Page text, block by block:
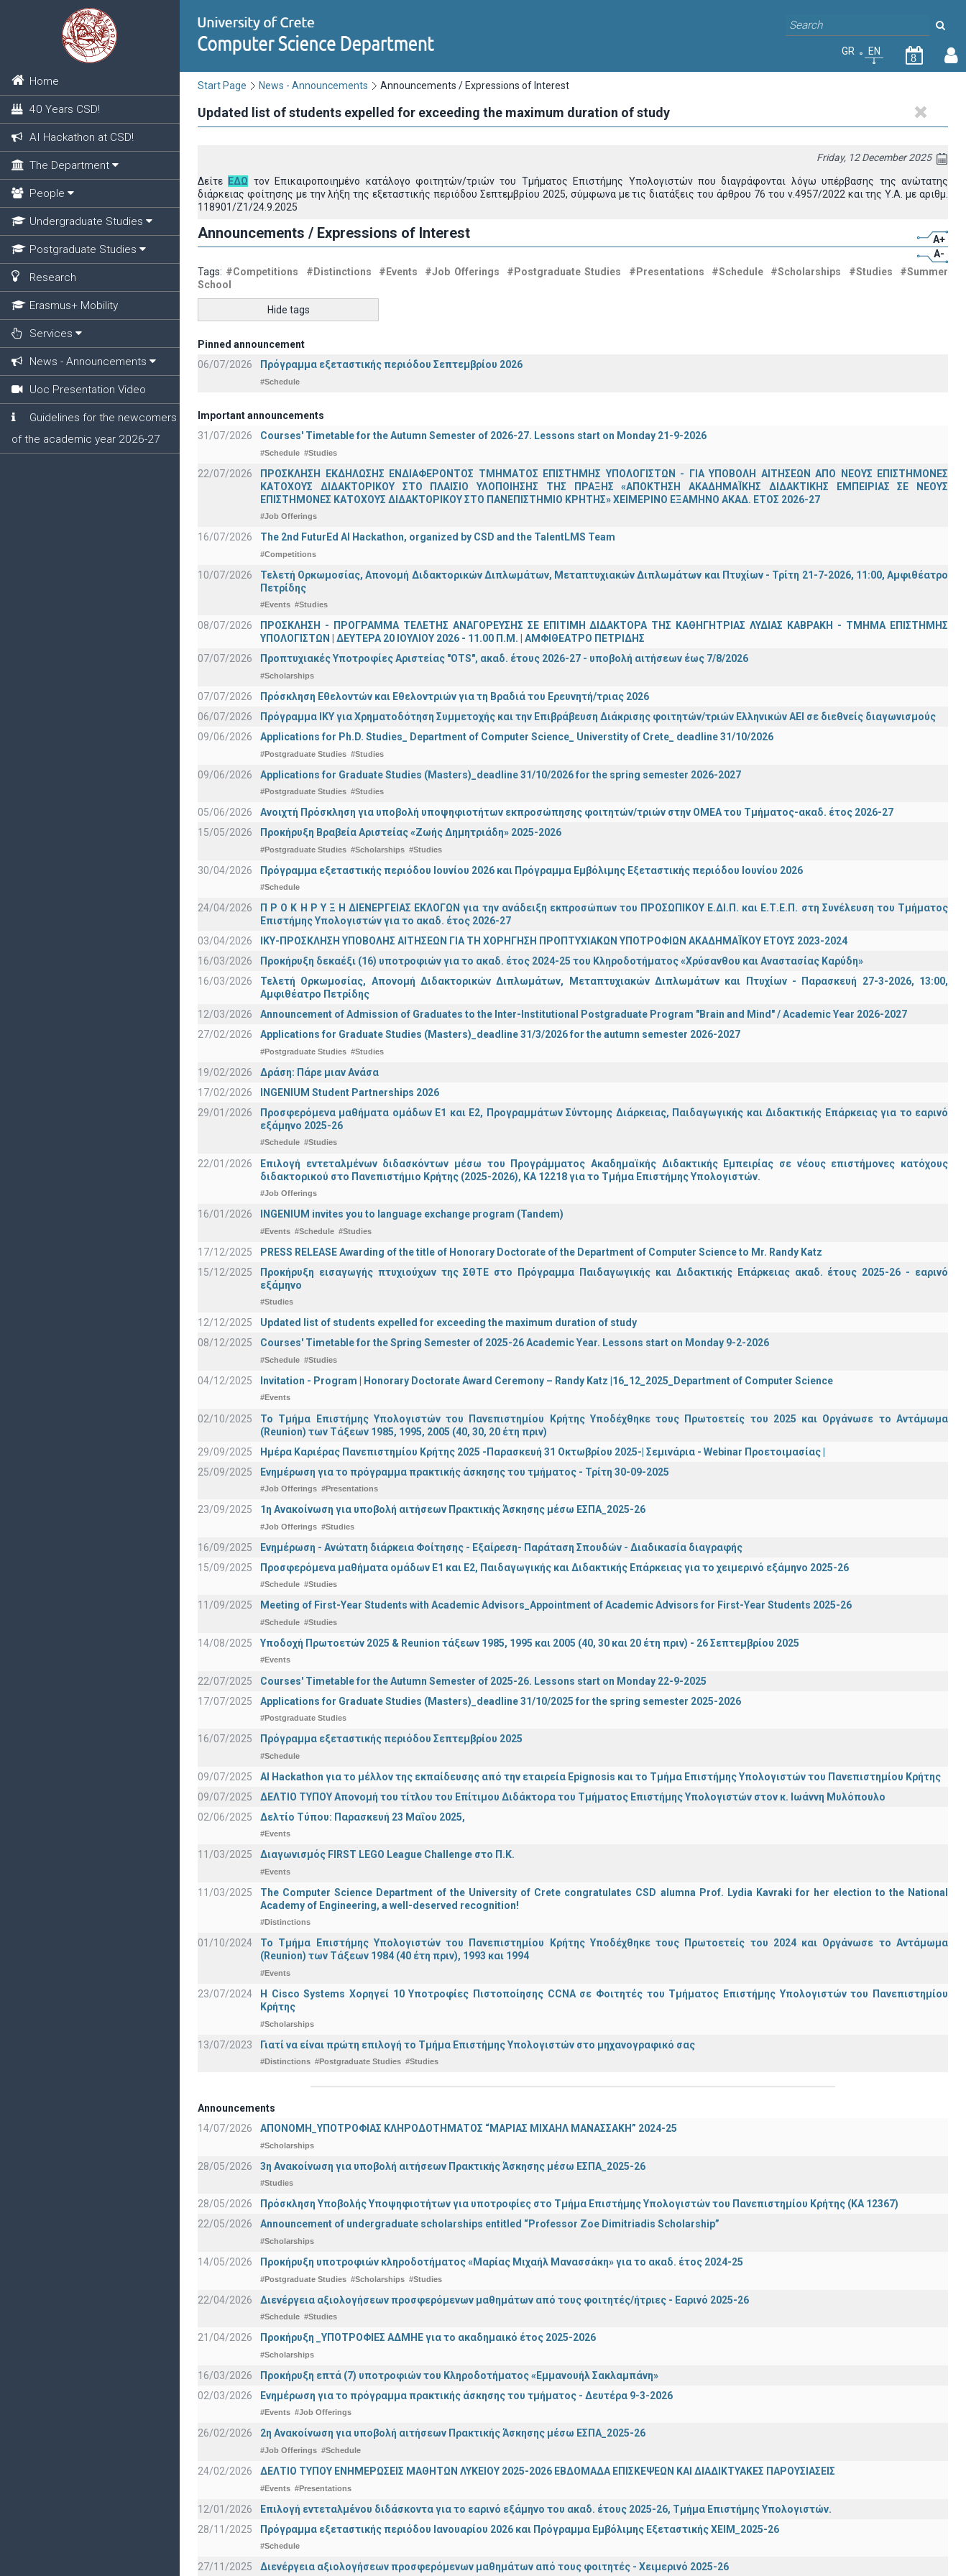
Home
40 Years CSD!
AI Hackathon at CSD!
The Department
People
Undergraduate Studies
Postgraduate Studies
Research
Erasmus+ Mobility
Services
News - Announcements
Uoc Presentation Video
Guidelines for the newcomers
of the academic year 2026-27
GR EN
8
Start Page News - Announcements Announcements / Expressions of Interest
Updated list of students expelled for exceeding the maximum duration of study
Friday, 12 December 2025
Δείτε ΕΔΩ τον Επικαιροποιημένο κατάλογο φοιτητών/τριών του Τμήματος Επιστήμης Υπολογιστών που διαγράφονται λόγω υπέρβασης της ανώτατης
διάρκειας φοίτησης με την λήξη της εξεταστικής περιόδου Σεπτεμβρίου 2025, σύμφωνα με τις διατάξεις του άρθρου 76 του ν.4957/2022 και της Υ.Α. με αριθμ.
118901/Ζ1/24.9.2025
Announcements / Expressions of Interest
A+
A-
Tags: #Competitions #Distinctions #Events #Job Offerings #Postgraduate Studies #Presentations #Schedule #Scholarships #Studies
#Summer
School
Hide tags
Pinned announcement
06/07/2026
Πρόγραμμα εξεταστικής περιόδου Σεπτεμβρίου 2026
#Schedule
Important announcements
31/07/2026
Courses' Timetable for the Autumn Semester of 2026-27. Lessons start on Monday 21-9-2026
#Schedule #Studies
22/07/2026
ΠΡΟΣΚΛΗΣΗ ΕΚΔΗΛΩΣΗΣ ΕΝΔΙΑΦΕΡΟΝΤΟΣ ΤΜΗΜΑΤΟΣ ΕΠΙΣΤΗΜΗΣ ΥΠΟΛΟΓΙΣΤΩΝ - ΓΙΑ ΥΠΟΒΟΛΗ ΑΙΤΗΣΕΩΝ ΑΠΟ ΝΕΟΥΣ ΕΠΙΣΤΗΜΟΝΕΣ
ΚΑΤΟΧΟΥΣ ΔΙΔΑΚΤΟΡΙΚΟΥ ΣΤΟ ΠΛΑΙΣΙΟ ΥΛΟΠΟΙΗΣΗΣ ΤΗΣ ΠΡΑΞΗΣ «ΑΠΟΚΤΗΣΗ ΑΚΑΔΗΜΑΪΚΗΣ ΔΙΔΑΚΤΙΚΗΣ ΕΜΠΕΙΡΙΑΣ ΣΕ ΝΕΟΥΣ
ΕΠΙΣΤΗΜΟΝΕΣ ΚΑΤΟΧΟΥΣ ΔΙΔΑΚΤΟΡΙΚΟΥ ΣΤΟ ΠΑΝΕΠΙΣΤΗΜΙΟ ΚΡΗΤΗΣ» ΧΕΙΜΕΡΙΝΟ ΕΞΑΜΗΝΟ ΑΚΑΔ. ΕΤΟΣ 2026-27
#Job Offerings
16/07/2026 The 2nd FuturEd AI Hackathon, organized by CSD and the TalentLMS Team
#Competitions
10/07/2026
Τελετή Ορκωμοσίας, Απονομή Διδακτορικών Διπλωμάτων, Μεταπτυχιακών Διπλωμάτων και Πτυχίων - Τρίτη 21-7-2026, 11:00, Αμφιθέατρο
Πετρίδης
#Events #Studies
08/07/2026
ΠΡΟΣΚΛΗΣΗ - ΠΡΟΓΡΑΜΜΑ ΤΕΛΕΤΗΣ ΑΝΑΓΟΡΕΥΣΗΣ ΣΕ ΕΠΙΤΙΜΗ ΔΙΔΑΚΤΟΡΑ ΤΗΣ ΚΑΘΗΓΗΤΡΙΑΣ ΛΥΔΙΑΣ ΚΑΒΡΑΚΗ - ΤΜΗΜΑ ΕΠΙΣΤΗΜΗΣ
ΥΠΟΛΟΓΙΣΤΩΝ | ΔΕΥΤΕΡΑ 20 ΙΟΥΛΙΟΥ 2026 - 11.00 Π.Μ. | ΑΜΦΙΘΕΑΤΡΟ ΠΕΤΡΙΔΗΣ
07/07/2026
Προπτυχιακές Υποτροφίες Αριστείας "OTS", ακαδ. έτους 2026-27 - υποβολή αιτήσεων έως 7/8/2026
#Scholarships
07/07/2026
Πρόσκληση Εθελοντών και Εθελοντριών για τη Βραδιά του Ερευνητή/τριας 2026
06/07/2026
Πρόγραμμα ΙΚΥ για Χρηματοδότηση Συμμετοχής και την Επιβράβευση Διάκρισης φοιτητών/τριών Ελληνικών ΑΕΙ σε διεθνείς διαγωνισμούς
09/06/2026
Applications for Ph.D. Studies_ Department of Computer Science_ Universtity of Crete_ deadline 31/10/2026
#Postgraduate Studies #Studies
09/06/2026 Applications for Graduate Studies (Masters)_deadline 31/10/2026 for the spring semester 2026-2027
#Postgraduate Studies #Studies
05/06/2026
Ανοιχτή Πρόσκληση για υποβολή υποψηφιοτήτων εκπροσώπησης φοιτητών/τριών στην ΟΜΕΑ του Τμήματος-ακαδ. έτος 2026-27
15/05/2026
Προκήρυξη Βραβεία Αριστείας «Ζωής Δημητριάδη» 2025-2026
#Postgraduate Studies #Scholarships #Studies
30/04/2026 Πρόγραμμα εξεταστικής περιόδου Ιουνίου 2026 και Πρόγραμμα Εμβόλιμης Εξεταστικής περιόδου Ιουνίου 2026
#Schedule
24/04/2026
Π Ρ Ο Κ Η Ρ Υ Ξ Η ΔΙΕΝΕΡΓΕΙΑΣ ΕΚΛΟΓΩΝ για την ανάδειξη εκπροσώπων του ΠΡΟΣΩΠΙΚΟΥ Ε.ΔΙ.Π. και Ε.Τ.Ε.Π. στη Συνέλευση του Τμήματος
Επιστήμης Υπολογιστών για το ακαδ. έτος 2026-27
03/04/2026
ΙΚΥ-ΠΡΟΣΚΛΗΣΗ ΥΠΟΒΟΛΗΣ ΑΙΤΗΣΕΩΝ ΓΙΑ ΤΗ ΧΟΡΗΓΗΣΗ ΠΡΟΠΤΥΧΙΑΚΩΝ ΥΠΟΤΡΟΦΙΩΝ ΑΚΑΔΗΜΑΪΚΟΥ ΕΤΟΥΣ 2023-2024
16/03/2026
Προκήρυξη δεκαέξι (16) υποτροφιών για το ακαδ. έτος 2024-25 του Κληροδοτήματος «Χρύσανθου και Αναστασίας Καρύδη»
16/03/2026
Τελετή Ορκωμοσίας, Απονομή Διδακτορικών Διπλωμάτων, Μεταπτυχιακών Διπλωμάτων και Πτυχίων - Παρασκευή 27-3-2026, 13:00,
Αμφιθέατρο Πετρίδης
12/03/2026
Announcement of Admission of Graduates to the Inter-Institutional Postgraduate Program "Brain and Mind" / Academic Year 2026-2027
27/02/2026
Applications for Graduate Studies (Masters)_deadline 31/3/2026 for the autumn semester 2026-2027
#Postgraduate Studies #Studies
19/02/2026
Δράση: Πάρε μιαν Ανάσα
17/02/2026
INGENIUM Student Partnerships 2026
29/01/2026
Προσφερόμενα μαθήματα ομάδων Ε1 και Ε2, Προγραμμάτων Σύντομης Διάρκειας, Παιδαγωγικής και Διδακτικής Επάρκειας για το εαρινό
εξάμηνο 2025-26
#Schedule #Studies
22/01/2026
Επιλογή εντεταλμένων διδασκόντων μέσω του Προγράμματος Ακαδημαϊκής Διδακτικής Εμπειρίας σε νέους επιστήμονες κατόχους
διδακτορικού στο Πανεπιστήμιο Κρήτης (2025-2026), ΚΑ 12218 για το Τμήμα Επιστήμης Υπολογιστών.
#Job Offerings
16/01/2026 INGENIUM invites you to language exchange program (Tandem)
#Events #Schedule #Studies
17/12/2025
PRESS RELEASE Awarding of the title of Honorary Doctorate of the Department of Computer Science to Mr. Randy Katz
15/12/2025
Προκήρυξη εισαγωγής πτυχιούχων της ΣΘΤΕ στο Πρόγραμμα Παιδαγωγικής και Διδακτικής Επάρκειας ακαδ. έτους 2025-26 - εαρινό
εξάμηνο
#Studies
12/12/2025
Updated list of students expelled for exceeding the maximum duration of study
08/12/2025
Courses' Timetable for the Spring Semester of 2025-26 Academic Year. Lessons start on Monday 9-2-2026
#Schedule #Studies
04/12/2025 Invitation - Program | Honorary Doctorate Award Ceremony – Randy Katz |16_12_2025_Department of Computer Science
#Events
02/10/2025
Το Τμήμα Επιστήμης Υπολογιστών του Πανεπιστημίου Κρήτης Υποδέχθηκε τους Πρωτοετείς του 2025 και Οργάνωσε το Αντάμωμα
(Reunion) των Τάξεων 1985, 1995, 2005 (40, 30, 20 έτη πριν)
29/09/2025
Ημέρα Καριέρας Πανεπιστημίου Κρήτης 2025 -Παρασκευή 31 Οκτωβρίου 2025-| Σεμινάρια - Webinar Προετοιμασίας |
25/09/2025
Ενημέρωση για το πρόγραμμα πρακτικής άσκησης του τμήματος - Τρίτη 30-09-2025
#Job Offerings #Presentations
23/09/2025 1η Ανακοίνωση για υποβολή αιτήσεων Πρακτικής Άσκησης μέσω ΕΣΠΑ_2025-26
#Job Offerings #Studies
16/09/2025
Ενημέρωση - Ανώτατη διάρκεια Φοίτησης - Εξαίρεση- Παράταση Σπουδών - Διαδικασία διαγραφής
15/09/2025
Προσφερόμενα μαθήματα ομάδων Ε1 και Ε2, Παιδαγωγικής και Διδακτικής Επάρκειας για το χειμερινό εξάμηνο 2025-26
#Schedule #Studies
11/09/2025 Meeting of First-Year Students with Academic Advisors_Appointment of Academic Advisors for First-Year Students 2025-26
#Schedule #Studies
14/08/2025 Υποδοχή Πρωτοετών 2025 & Reunion τάξεων 1985, 1995 και 2005 (40, 30 και 20 έτη πριν) - 26 Σεπτεμβρίου 2025
#Events
22/07/2025
Courses' Timetable for the Autumn Semester of 2025-26. Lessons start on Monday 22-9-2025
17/07/2025
Applications for Graduate Studies (Masters)_deadline 31/10/2025 for the spring semester 2025-2026
#Postgraduate Studies
16/07/2025 Πρόγραμμα εξεταστικής περιόδου Σεπτεμβρίου 2025
#Schedule
09/07/2025
AI Hackathon για το μέλλον της εκπαίδευσης από την εταιρεία Epignosis και το Τμήμα Επιστήμης Υπολογιστών του Πανεπιστημίου Κρήτης
09/07/2025
ΔΕΛΤΙΟ ΤΥΠΟΥ Απονομή του τίτλου του Επίτιμου Διδάκτορα του Τμήματος Επιστήμης Υπολογιστών στον κ. Ιωάννη Μυλόπουλο
02/06/2025
Δελτίο Τύπου: Παρασκευή 23 Μαΐου 2025,
#Events
11/03/2025 Διαγωνισμός FIRST LEGO League Challenge στο Π.Κ.
#Events
11/03/2025
The Computer Science Department of the University of Crete congratulates CSD alumna Prof. Lydia Kavraki for her election to the National
Academy of Engineering, a well-deserved recognition!
#Distinctions
01/10/2024
Το Τμήμα Επιστήμης Υπολογιστών του Πανεπιστημίου Κρήτης Υποδέχθηκε τους Πρωτοετείς του 2024 και Οργάνωσε το Αντάμωμα
(Reunion) των Τάξεων 1984 (40 έτη πριν), 1993 και 1994
#Events
23/07/2024
Η Cisco Systems Χορηγεί 10 Υποτροφίες Πιστοποίησης CCNA σε Φοιτητές του Τμήματος Επιστήμης Υπολογιστών του Πανεπιστημίου
Κρήτης
#Scholarships
13/07/2023 Γιατί να είναι πρώτη επιλογή το Τμήμα Επιστήμης Υπολογιστών στο μηχανογραφικό σας
#Distinctions #Postgraduate Studies #Studies
Announcements
14/07/2026
ΑΠΟΝΟΜΗ_ΥΠΟΤΡΟΦΙΑΣ ΚΛΗΡΟΔΟΤΗΜΑΤΟΣ “ΜΑΡΙΑΣ ΜΙΧΑΗΛ ΜΑΝΑΣΣΑΚΗ” 2024-25
#Scholarships
28/05/2026 3η Ανακοίνωση για υποβολή αιτήσεων Πρακτικής Άσκησης μέσω ΕΣΠΑ_2025-26
#Studies
28/05/2026
Πρόσκληση Υποβολής Υποψηφιοτήτων για υποτροφίες στο Τμήμα Επιστήμης Υπολογιστών του Πανεπιστημίου Κρήτης (ΚΑ 12367)
22/05/2026
Announcement of undergraduate scholarships entitled “Professor Zoe Dimitriadis Scholarship”
#Scholarships
14/05/2026 Προκήρυξη υποτροφιών κληροδοτήματος «Μαρίας Μιχαήλ Μανασσάκη» για το ακαδ. έτος 2024-25
#Postgraduate Studies #Scholarships #Studies
22/04/2026 Διενέργεια αξιολογήσεων προσφερόμενων μαθημάτων από τους φοιτητές/ήτριες - Εαρινό 2025-26
#Schedule #Studies
21/04/2026 Προκήρυξη _ΥΠΟΤΡΟΦΙΕΣ ΑΔΜΗΕ για το ακαδημαικό έτος 2025-2026
#Scholarships
16/03/2026
Προκήρυξη επτά (7) υποτροφιών του Κληροδοτήματος «Εμμανουήλ Σακλαμπάνη»
02/03/2026
Ενημέρωση για το πρόγραμμα πρακτικής άσκησης του τμήματος - Δευτέρα 9-3-2026
#Events #Job Offerings
26/02/2026 2η Ανακοίνωση για υποβολή αιτήσεων Πρακτικής Άσκησης μέσω ΕΣΠΑ_2025-26
#Job Offerings #Schedule
24/02/2026 ΔΕΛΤΙΟ ΤΥΠΟΥ ΕΝΗΜΕΡΩΣΕΙΣ ΜΑΘΗΤΩΝ ΛΥΚΕΙΟΥ 2025-2026 ΕΒΔΟΜΑΔΑ ΕΠΙΣΚΕΨΕΩΝ ΚΑΙ ΔΙΑΔΙΚΤΥΑΚΕΣ ΠΑΡΟΥΣΙΑΣΕΙΣ
#Events #Presentations
12/01/2026
Επιλογή εντεταλμένου διδάσκοντα για το εαρινό εξάμηνο του ακαδ. έτους 2025-26, Τμήμα Επιστήμης Υπολογιστών.
28/11/2025
Πρόγραμμα εξεταστικής περιόδου Ιανουαρίου 2026 και Πρόγραμμα Εμβόλιμης Εξεταστικής ΧΕΙΜ_2025-26
#Schedule
27/11/2025 Διενέργεια αξιολογήσεων προσφερόμενων μαθημάτων από τους φοιτητές - Χειμερινό 2025-26